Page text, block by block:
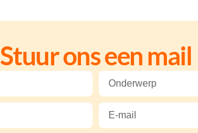
Stuur ons een mail